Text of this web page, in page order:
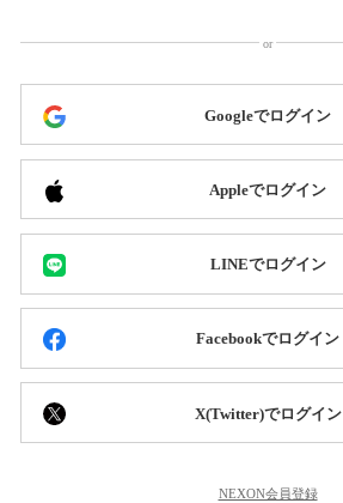
Googleでログイン
Appleでログイン
LINEでログイン
Facebookでログイン
X(Twitter)でログイン
NEXON会員登録